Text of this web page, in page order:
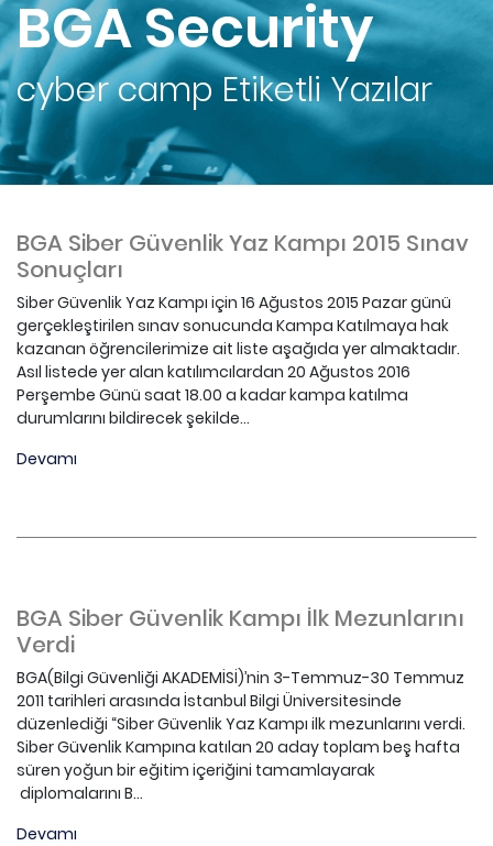
BGA Security
cyber campEtiketli Yazılar
BGA Siber Güvenlik Yaz Kampı 2015 Sınav
Sonuçları
Siber Güvenlik Yaz Kampı için 16 Ağustos 2015 Pazar günü
gerçekleştirilen sınav sonucunda Kampa Katılmaya hak
kazanan öğrencilerimize ait liste aşağıda yer almaktadır.
Asıl listede yer alan katılımcılardan 20 Ağustos 2016
Perşembe Günü saat 18.00 a kadar kampa katılma
durumlarını bildirecek şekilde...
Devamı
BGA Siber Güvenlik Kampı İlk Mezunlarını
Verdi
BGA(Bilgi Güvenliği AKADEMİSİ)’nin 3-Temmuz-30 Temmuz
2011 tarihleri arasında İstanbul Bilgi Üniversitesinde
düzenlediği “Siber Güvenlik Yaz Kampı ilk mezunlarını verdi.
Siber Güvenlik Kampına katılan 20 aday toplam beş hafta
süren yoğun bir eğitim içeriğini tamamlayarak
diplomalarını B...
Devamı